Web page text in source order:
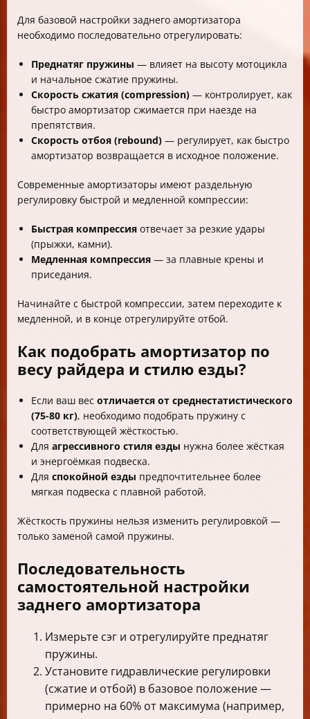
Для базовой настройки заднего амортизатора
необходимо последовательно отрегулировать:
Преднатяг пружины — влияет на высоту мотоцикла
и начальное сжатие пружины.
Скорость сжатия (compression) — контролирует, как
быстро амортизатор сжимается при наезде на
препятствия.
Скорость отбоя (rebound) — регулирует, как быстро
амортизатор возвращается в исходное положение.
Современные амортизаторы имеют раздельную
регулировку быстрой и медленной компрессии:
Быстрая компрессия отвечает за резкие удары
(прыжки, камни).
Медленная компрессия — за плавные крены и
приседания.
Начинайте с быстрой компрессии, затем переходите к
медленной, и в конце отрегулируйте отбой.
Как подобрать амортизатор по
весу райдера и стилю езды?
Если ваш вес отличается от среднестатистического
(75-80 кг), необходимо подобрать пружину с
соответствующей жёсткостью.
Для агрессивного стиля езды нужна более жёсткая
и энергоёмкая подвеска.
Для спокойной езды предпочтительнее более
мягкая подвеска с плавной работой.
Жёсткость пружины нельзя изменить регулировкой —
только заменой самой пружины.
Последовательность
самостоятельной настройки
заднего амортизатора
Измерьте сэг и отрегулируйте преднатяг
пружины.
Установите гидравлические регулировки
(сжатие и отбой) в базовое положение —
примерно на 60% от максимума (например,